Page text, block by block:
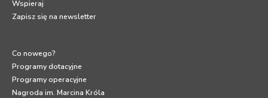
Wspieraj
Zapisz się na newsletter
Co nowego?
Programy dotacyjne
Programy operacyjne
Nagroda im. Marcina Króla